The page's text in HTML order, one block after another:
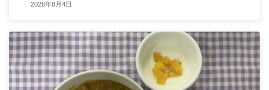
2026年8月4日